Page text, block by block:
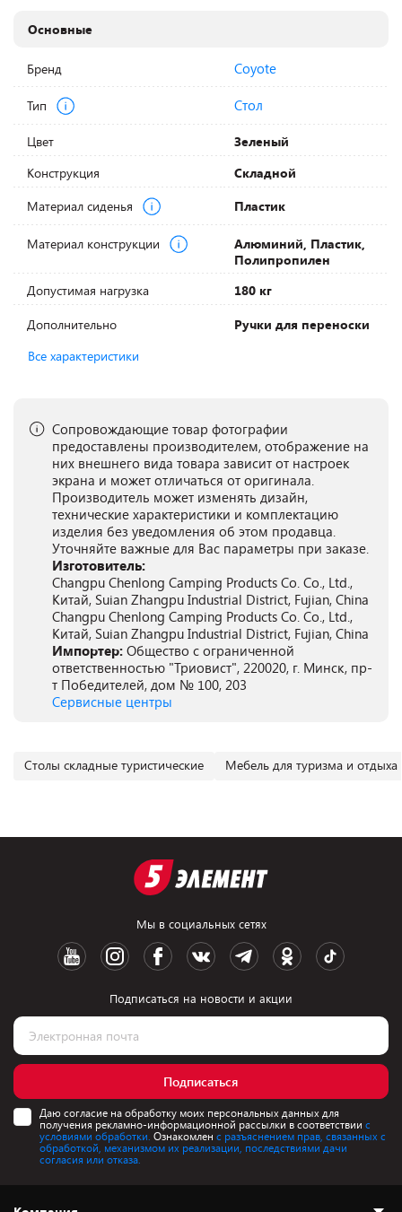
Основные
Бренд Coyote
Тип Стол
Цвет
Зеленый
Конструкция
Складной
Материал сиденья
Пластик
Материал конструкции
Алюминий, Пластик,
Полипропилен
Допустимая нагрузка
180 кг
Дополнительно
Ручки для переноски
Все характеристики
Сопровождающие товар фотографии
предоставлены производителем, отображение на
них внешнего вида товара зависит от настроек
экрана и может отличаться от оригинала.
Производитель может изменять дизайн,
технические характеристики и комплектацию
изделия без уведомления об этом продавца.
Уточняйте важные для Вас параметры при заказе.
Изготовитель:
Changpu Chenlong Camping Products Co. Co., Ltd.,
Китай, Suian Zhangpu Industrial District, Fujian, China
Changpu Chenlong Camping Products Co. Co., Ltd.,
Китай, Suian Zhangpu Industrial District, Fujian, China
Импортер: Общество с ограниченной
ответственностью "Триовист", 220020, г. Минск, пр-
т Победителей, дом № 100, 203
Сервисные центры
Столы складные туристические Мебель для туризма и отдыха
Мы в социальных сетях
Подписаться на новости и акции
Подписаться
Даю согласие на обработку моих персональных данных для
получения рекламно-информационной рассылки в соответствии с
условиями обработки. Ознакомлен с разъяснением прав, связанных с
обработкой, механизмом их реализации, последствиями дачи
согласия или отказа.